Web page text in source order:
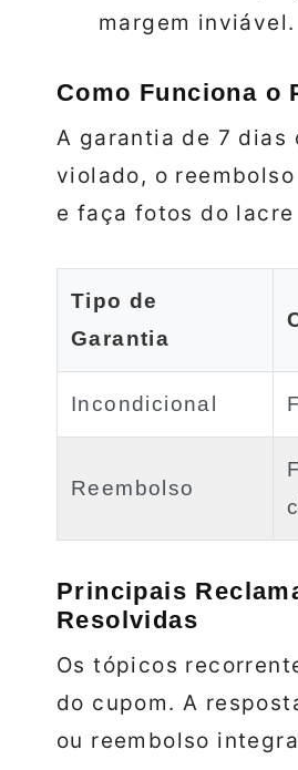
margem inviável.
Como Funciona o
A garantia de 7 dias
violado, o
e faça fotos do
Tipo de
Garantia
Incondicional
Reembolso
Principais
Resolvidas
Os tópicos
do cupom. A
ou reembolso